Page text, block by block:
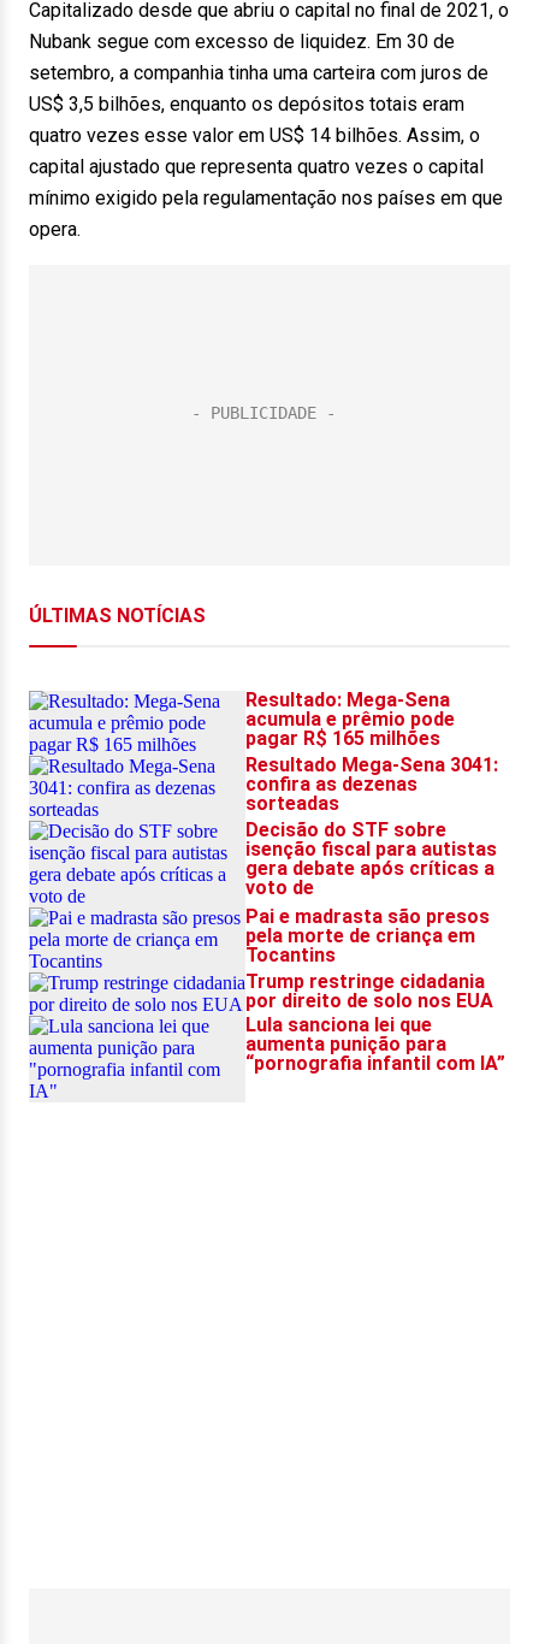
Capitalizado desde que abriu o capital no final de 2021, o
Nubank segue com excesso de liquidez. Em 30 de
setembro, a companhia tinha uma carteira com juros de
US$ 3,5 bilhões, enquanto os depósitos totais eram
quatro vezes esse valor em US$ 14 bilhões. Assim, o
capital ajustado que representa quatro vezes o capital
mínimo exigido pela regulamentação nos países em que
opera.